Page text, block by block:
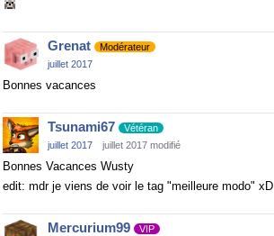
Grenat
Modérateur
juillet 2017
Bonnes vacances
Tsunami67
Vétéran
juillet 2017
juillet 2017 modifié
Bonnes Vacances Wusty
edit: mdr je viens de voir le tag "meilleure modo" xD
Mercurium99
VIP